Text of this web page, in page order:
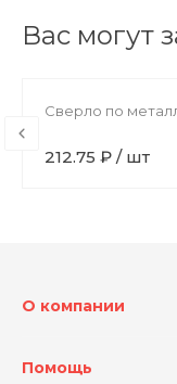
Вас могут
Сверло по
212.75 ₽ / шт
О компании
Помощь